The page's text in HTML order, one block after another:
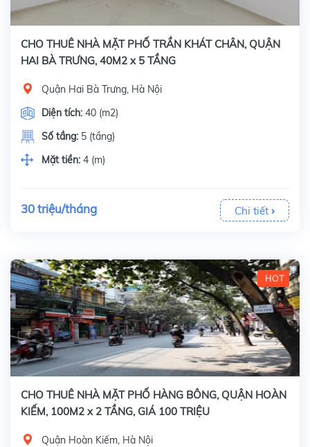
CHO THUÊ NHÀ MẶT PHỐ TRẦN KHÁT CHÂN, QUẬN
HAI BÀ TRƯNG, 40M2 x 5 TẦNG
Quận Hai Bà Trưng, Hà Nội
Diện tích: 40 (m2)
Số tầng: 5 (tầng)
Mặt tiền: 4 (m)
30 triệu/tháng Chi tiết
HOT
CHO THUÊ NHÀ MẶT PHỐ HÀNG BÔNG, QUẬN HOÀN
KIẾM, 100M2 x 2 TẦNG, GIÁ 100 TRIỆU
Quận Hoàn Kiếm, Hà Nội